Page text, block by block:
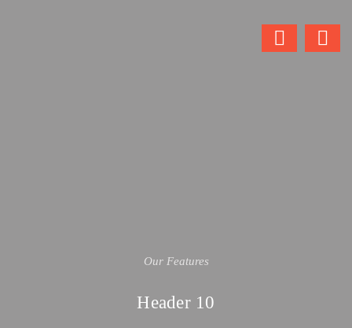
Our Features
Header 10